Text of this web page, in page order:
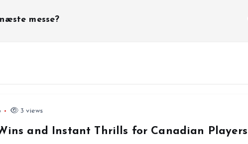
messe?
3 views
and Instant Thrills for Canadian Players